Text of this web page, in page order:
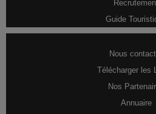
Guide
Nous
Télécharger les
Nos
Annuaire